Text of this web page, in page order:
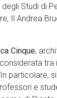
Studi di
Il Andrea
Cinque,
particolare,
e